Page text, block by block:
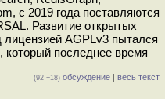
с 2019 года поставляются
Развитие открытых
AGPLv3 пытался
который последнее время
(92 +18) обсуждение | весь текст